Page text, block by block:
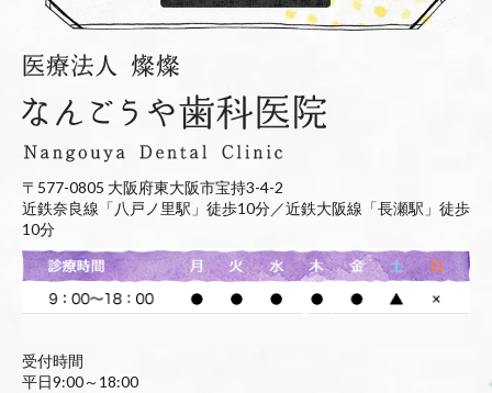
〒577-0805 大阪府東大阪市宝持3-4-2
近鉄奈良線「八戸ノ里駅」徒歩10分／近鉄大阪線「長瀬駅」徒歩
10分
受付時間
平日9:00～18:00